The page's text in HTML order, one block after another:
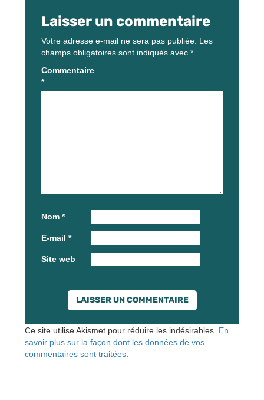
Laisser un commentaire
Votre adresse e-mail ne sera pas publiée. Les
champs obligatoires sont indiqués avec *
Commentaire
*
Nom *
E-mail *
Site web
Ce site utilise Akismet pour réduire les indésirables. En
savoir plus sur la façon dont les données de vos
commentaires sont traitées